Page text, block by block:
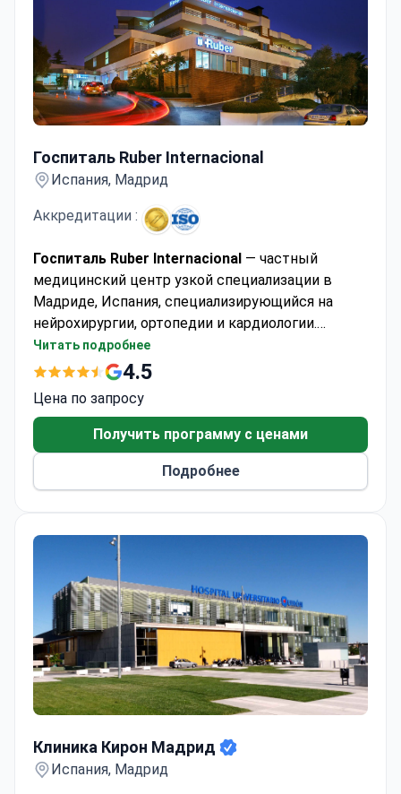
Госпиталь Ruber Internacional
Испания, Мадрид
Аккредитации :
Госпиталь Ruber Internacional — частный
медицинский центр узкой специализации в
Мадриде, Испания, специализирующийся на
нейрохирургии, ортопедии и кардиологии.
Клиника принимает взрослых и детей,
предоставляя медицинскую помощь примерно
пациентов приезжают из стран СНГ, Европы и
Содружества, а также из США, Канады и
Австралии.
Читать подробнее
4.5
Цена по запросу
Получить программу с ценами
Подробнее
Клиника Кирон Мадрид
Испания, Мадрид